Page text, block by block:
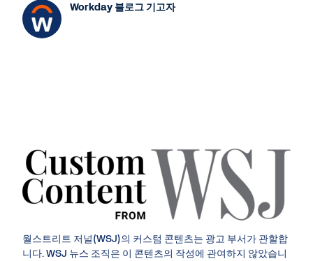
Workday 블로그 기고자
월스트리트 저널(WSJ)의 커스텀 콘텐츠는 광고 부서가 관할합
니다. WSJ 뉴스 조직은 이 콘텐츠의 작성에 관여하지 않았습니